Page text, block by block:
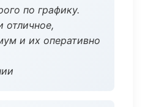
по графику.
отличное,
и их оперативно